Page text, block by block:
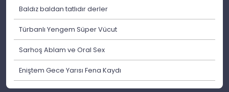
Baldız baldan tatlıdır derler
Türbanlı Yengem Süper Vücut
Sarhoş Ablam ve Oral Sex
Eniştem Gece Yarısı Fena Kaydı